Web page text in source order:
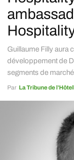
Guillaume Filly aura
développement de
segments de
Par La Tribune de